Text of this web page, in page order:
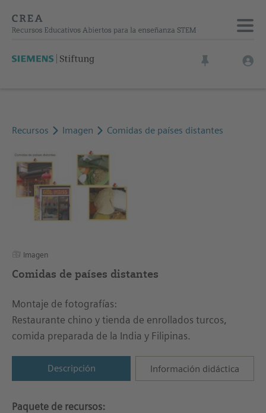
Recursos Imagen Comidas de países distantes
Imagen
Comidas de países distantes
Montaje de fotografías:
Restaurante chino y tienda de enrollados turcos,
comida preparada de la India y Filipinas.
Descripción Información didáctica
Paquete de recursos: